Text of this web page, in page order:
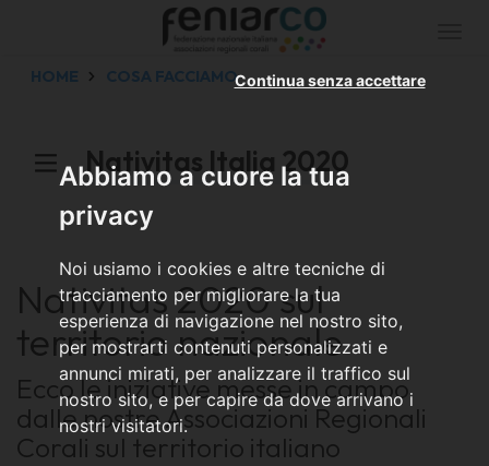
Abbiamo a cuore la tua
privacy
Noi usiamo i cookies e altre tecniche di
tracciamento per migliorare la tua
esperienza di navigazione nel nostro sito,
per mostrarti contenuti personalizzati e
annunci mirati, per analizzare il traffico sul
nostro sito, e per capire da dove arrivano i
nostri visitatori.
Continua senza accettare
HOME COSA FACCIAMO
Nativitas Italia 2020
Nativitas 2020 sul
territorio nazionale
Ecco le iniziative messe in campo
dalle nostre Associazioni Regionali
Corali sul territorio italiano